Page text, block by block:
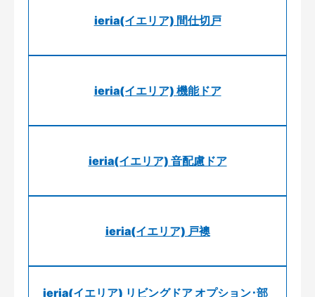
ieria(イエリア) 間仕切戸
ieria(イエリア) 機能ドア
ieria(イエリア) 音配慮ドア
ieria(イエリア) 戸襖
ieria(イエリア) リビングドア オプション･部